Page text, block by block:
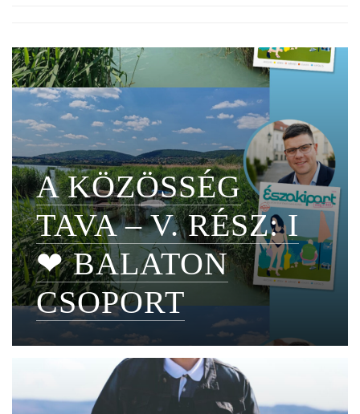
A KÖZÖSSÉG
TAVA – V. RÉSZ: I
❤ BALATON
CSOPORT